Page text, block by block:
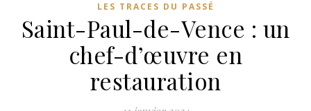
LES TRACES DU PASSÉ
Saint-Paul-de-Vence : un
chef-d’œuvre en
restauration